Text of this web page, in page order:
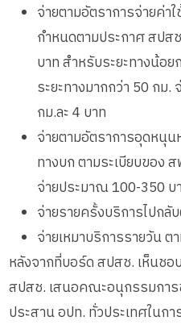
จ่ายตามอัตราการจ่ายค่า
กำหนดตามประกาศ สปส
บาท สำหรับระยะทางน้อย
ระยะทางมากกว่า 50 กม.
กม.ละ 4 บาท
จ่ายตามอัตราการอุดหนุ
ทางบก ตามระเบียบของ
จ่ายประมาณ 100-350
จ่ายรายครั้งบริการไปกลั
จ่ายเหมาบริการรายวัน
หลังจากที่บอร์ด สปสช. เห็นชอ
สปสช. เสนอคณะอนุกรรมการ
ประสาน อปท. ทั่วประเทศในก